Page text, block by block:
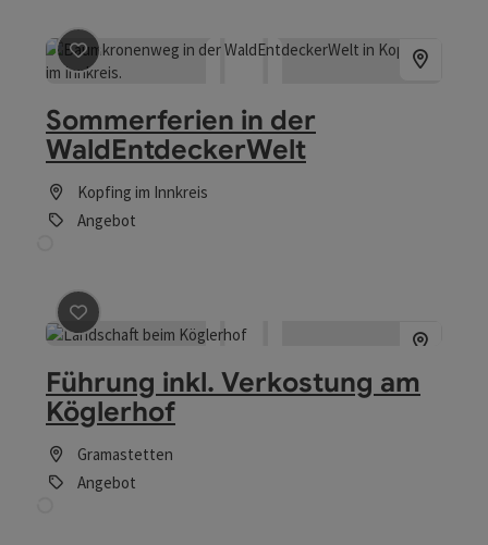
Beitrag merken : Sommerferien in der
Sommerferien in der
WaldEntdeckerWelt
Kopfing im Innkreis
Angebot
Beitrag merken: Führung inkl. Verkostung am
Führung inkl. Verkostung am
Köglerhof
Gramastetten
Angebot